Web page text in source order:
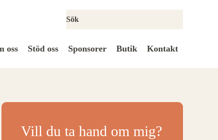
oss Stöd oss Sponsorer Butik Kontakt
Vill du ta hand om mig?